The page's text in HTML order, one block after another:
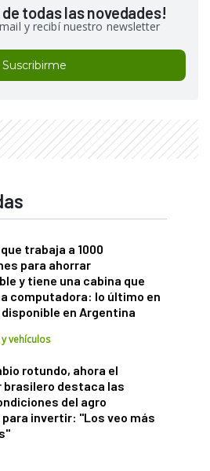
todas las novedades!
y recibí nuestro newsletter
Suscribirme
trabaja a 1000
para ahorrar
y tiene una cabina que
computadora: lo último en
disponible en Argentina
vehículos
rotundo, ahora el
brasilero destaca las
del agro
invertir: "Los veo más